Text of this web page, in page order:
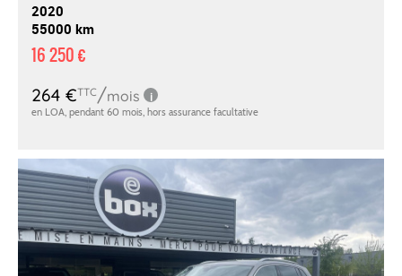
2020
55000 km
16 250 €